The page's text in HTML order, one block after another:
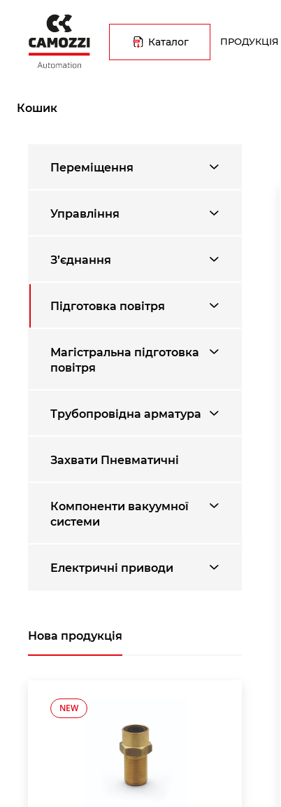
основного
вмісту
Каталог ПРОДУКЦІЯ
Кошик
навіґації
Переміщення
Управління
З’єднання
Підготовка повітря
Магістральна підготовка
повітря
Трубопровідна арматура
Захвати Пневматичні
Компоненти вакуумної
системи
Електричні приводи
Нова продукція
NEW